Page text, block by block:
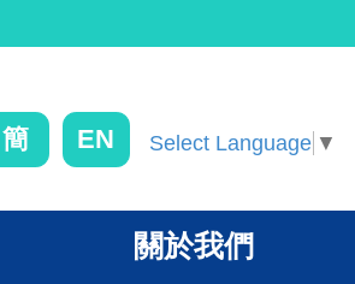
簡 EN Select Language ▼
關於我們